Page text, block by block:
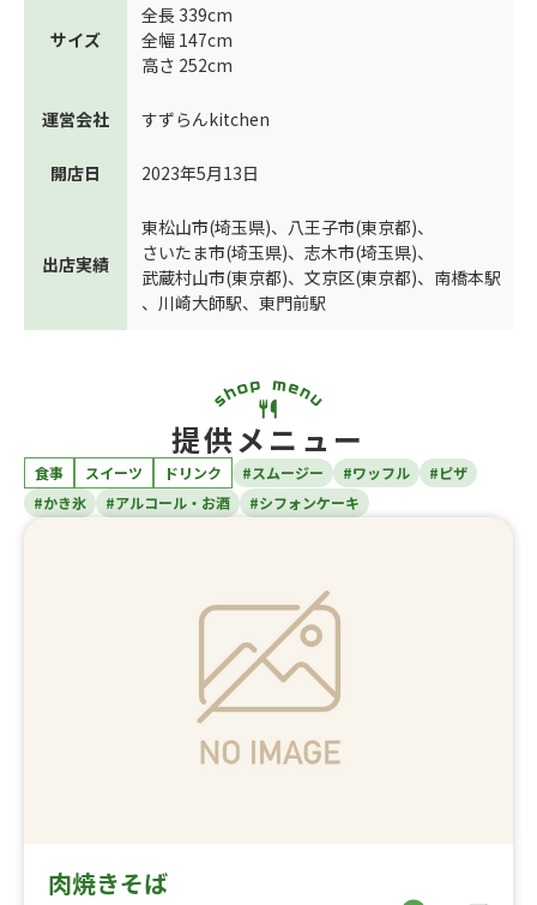
サイズ
全長 339cm
全幅 147cm
高さ 252cm
運営会社 すずらんkitchen
開店日 2023年5月13日
出店実績
東松山市(埼玉県)、 八王子市(東京都)、
さいたま市(埼玉県)、 志木市(埼玉県)、
武蔵村山市(東京都)、 文京区(東京都)、 南橋本駅
、 川崎大師駅、 東門前駅
提供メニュー
食事 スイーツ ドリンク #スムージー #ワッフル
#ピザ
#かき氷
#アルコール・お酒 #シフォンケーキ
肉焼きそば